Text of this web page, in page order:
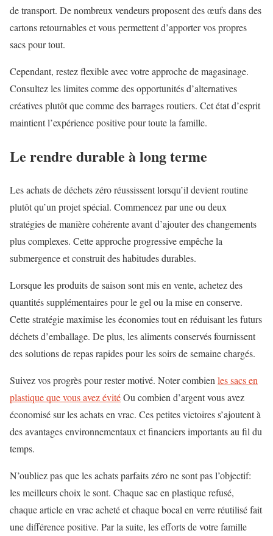
de transport. De nombreux vendeurs proposent des œufs dans des
cartons retournables et vous permettent d’apporter vos propres
sacs pour tout.
Cependant, restez flexible avec votre approche de magasinage.
Consultez les limites comme des opportunités d’alternatives
créatives plutôt que comme des barrages routiers. Cet état d’esprit
maintient l’expérience positive pour toute la famille.
Le rendre durable à long terme
Les achats de déchets zéro réussissent lorsqu’il devient routine
plutôt qu’un projet spécial. Commencez par une ou deux
stratégies de manière cohérente avant d’ajouter des changements
plus complexes. Cette approche progressive empêche la
submergence et construit des habitudes durables.
Lorsque les produits de saison sont mis en vente, achetez des
quantités supplémentaires pour le gel ou la mise en conserve.
Cette stratégie maximise les économies tout en réduisant les futurs
déchets d’emballage. De plus, les aliments conservés fournissent
des solutions de repas rapides pour les soirs de semaine chargés.
Suivez vos progrès pour rester motivé. Noter combien les sacs en
plastique que vous avez évitéOu combien d’argent vous avez
économisé sur les achats en vrac. Ces petites victoires s’ajoutent à
des avantages environnementaux et financiers importants au fil du
temps.
N’oubliez pas que les achats parfaits zéro ne sont pas l’objectif:
les meilleurs choix le sont. Chaque sac en plastique refusé,
chaque article en vrac acheté et chaque bocal en verre réutilisé fait
une différence positive. Par la suite, les efforts de votre famille